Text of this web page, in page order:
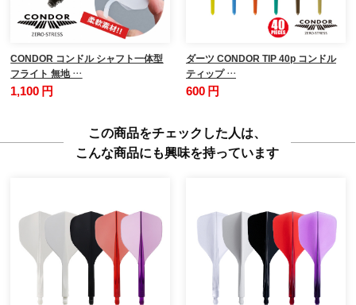
CONDOR コンドル シャフト一体型
フライト 無地 …
1,100 円
ダーツ CONDOR TIP 40p コンドル
ティップ …
600 円
この商品をチェックした人は、
こんな商品にも興味を持っています